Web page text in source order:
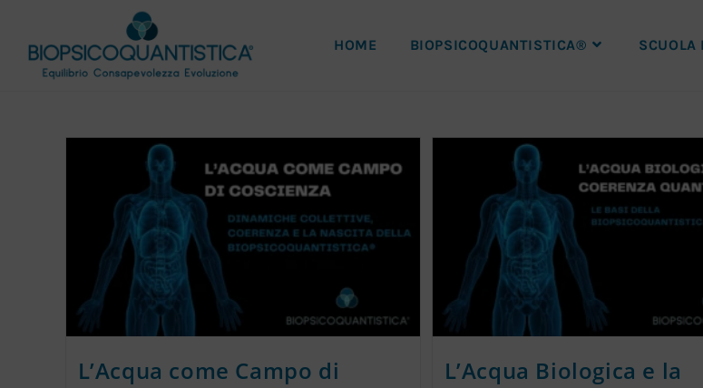
HOME BIOPSICOQUANTISTICA® SCUOLA
L’Acqua come Campo di
L’Acqua Biologica e la